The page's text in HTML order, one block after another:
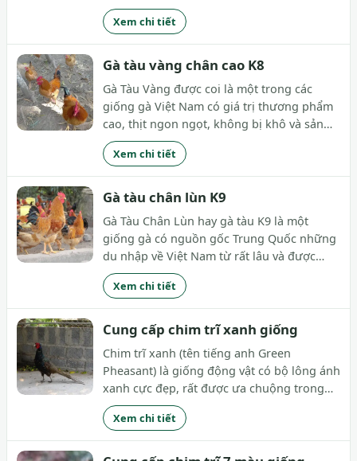
thuộc Viện Chăn nuôi của Việt Nam. Đây là
giống vịt đầu tiên ở Việt Nam có thể sinh
sống và đẻ trứng khi nuôi ở biển, đặc...
Xem chi tiết
Gà tàu vàng chân cao K8
Gà Tàu Vàng được coi là một trong các
giống gà Việt Nam có giá trị thương phẩm
cao, thịt ngon ngọt, không bị khô và sản
lượng thịt nhiều. Đây là lý do nhu cầu mua
giống gà Tàu Vàng nuôi ngày càng nhiều.
Nhằm giúp bà con có thêm nhiều thông tin
hữu...
Xem chi tiết
Gà tàu chân lùn K9
Gà Tàu Chân Lùn hay gà tàu K9 là một
giống gà có nguồn gốc Trung Quốc những
du nhập về Việt Nam từ rất lâu và được
người dân nước ta thuần hóa và lai tạo. Bài
viết này hãy cũng Trại Giống Thu Hà tìm
hiểu về giống gà này nhé
Xem chi tiết
Cung cấp chim trĩ xanh giống
Chim trĩ xanh (tên tiếng anh Green
Pheasant) là giống động vật có bộ lông ánh
xanh cực đẹp, rất được ưa chuộng trong
giới chơi chim. Nó được du nhập và thuần
hóa để phù hợp với điều kiện sống tại Việt
Nam.
Xem chi tiết